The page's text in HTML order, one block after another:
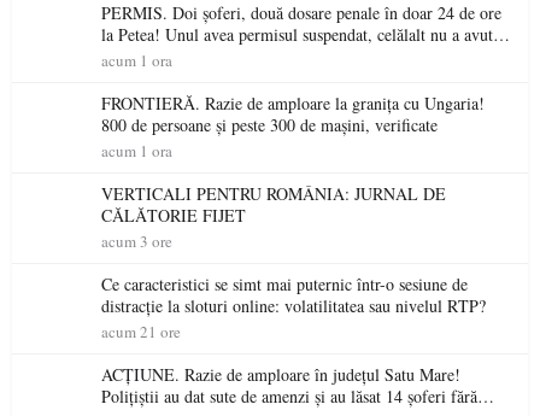
PERMIS. Doi șoferi, două dosare penale în doar 24 de ore
la Petea! Unul avea permisul suspendat, celălalt nu a avut
niciodată permis
acum 1 ora
FRONTIERĂ. Razie de amploare la granița cu Ungaria!
800 de persoane și peste 300 de mașini, verificate
acum 1 ora
VERTICALI PENTRU ROMÂNIA: JURNAL DE
CĂLĂTORIE FIJET
acum 3 ore
Ce caracteristici se simt mai puternic într-o sesiune de
distracție la sloturi online: volatilitatea sau nivelul RTP?
acum 21 ore
ACȚIUNE. Razie de amploare în județul Satu Mare!
Polițiștii au dat sute de amenzi și au lăsat 14 șoferi fără